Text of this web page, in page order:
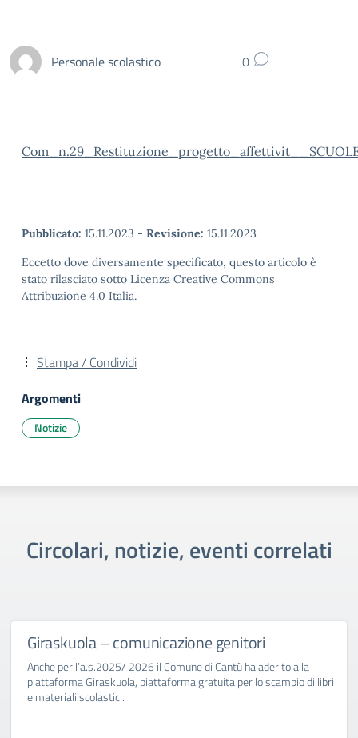
Personale scolastico 0
Pubblicato: 15.11.2023 - Revisione: 15.11.2023
Eccetto dove diversamente specificato, questo articolo è
stato rilasciato sotto Licenza Creative Commons
Attribuzione 4.0 Italia.
Stampa / Condividi
Argomenti
Notizie
Circolari, notizie, eventi correlati
Giraskuola – comunicazione genitori
Anche per l’a.s.2025/ 2026 il Comune di Cantù ha aderito alla
piattaforma Giraskuola, piattaforma gratuita per lo scambio di libri
e materiali scolastici.